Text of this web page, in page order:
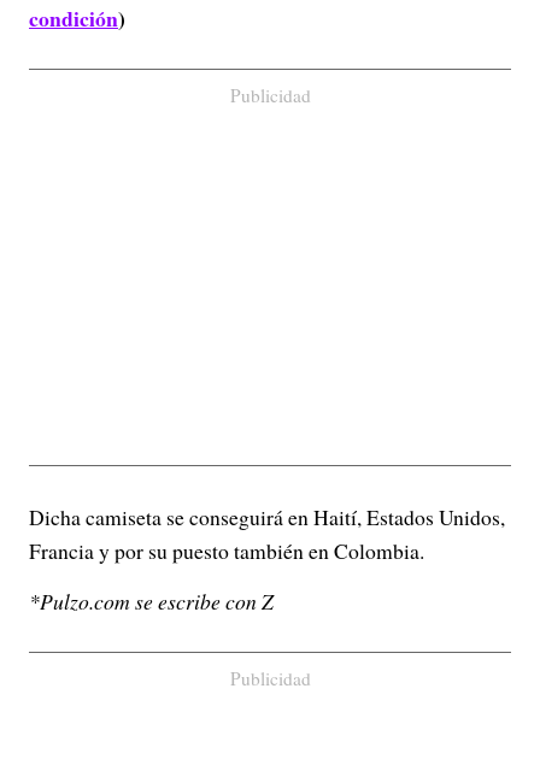
condición)
Publicidad
Dicha camiseta se conseguirá en Haití, Estados Unidos,
Francia y por su puesto también en Colombia.
*Pulzo.com se escribe con Z
Publicidad